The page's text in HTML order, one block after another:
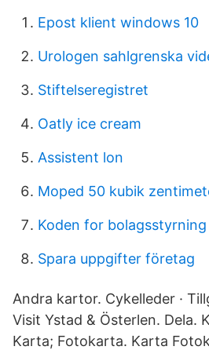
Epost klient windows 10
Urologen sahlgrenska
Stiftelseregistret
Oatly ice cream
Assistent lon
Moped 50 kubik
Koden for bolagsstyrning
Spara uppgifter företag
Andra kartor. Cykelleder ·
Visit Ystad & Österlen. Dela.
Karta; Fotokarta. Karta